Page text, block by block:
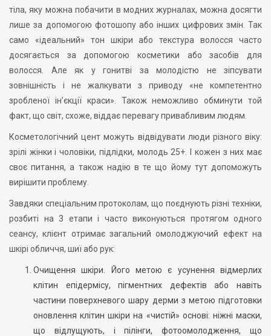
тіла, яку можна побачити в модних журналах, можна досягти
лише за допомогою фотошопу або інших цифрових змін. Так
само «ідеальний» тон шкіри або текстура волосся часто
досягається за допомогою косметики або засобів для
волосся. Але як у гонитві за молодістю не зіпсувати
зовнішність і не жалкувати з приводу «не компетентно
зробленої ін’єкції краси». Також неможливо обминути той
факт, що світ, схоже, віддає перевагу привабливим людям.
Косметологічний цент можуть відвідувати люди різного віку:
зрілі жінки і чоловіки, підлідки, молодь 25+. І кожен з них має
своє питання, а також надію в те що йому тут допоможуть
вирішити проблему.
Завдяки спеціальним протоколам, що поєднують різні техніки,
розбиті на 3 етапи і часто виконуються протягом одного
сеансу, клієнт отримає загальний омолоджуючий ефект на
шкірі обличчя, шиї або рук:
Очищення шкіри. Його метою є усунення відмерлих
клітин епідермісу, пігментних дефектів або навіть
частини поверхневого шару дерми з метою підготовки
оновлення клітин шкіри на «чистій» основі: ніжні маски,
що відлущують, і пілінги, фотоомолодження, що